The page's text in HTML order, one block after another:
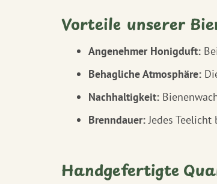
Vorteile unserer
Angenehmer Honigduft:
Behagliche Atmosphäre:
Nachhaltigkeit:
Brenndauer: Jedes
Handgefertigte